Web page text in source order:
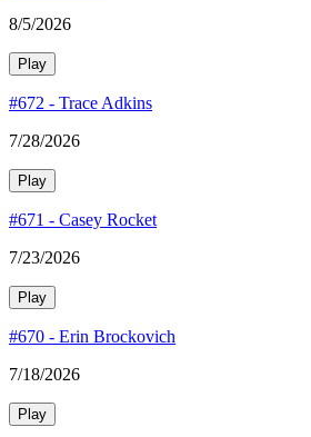
8/5/2026
Play
#672 - Trace Adkins
7/28/2026
Play
#671 - Casey Rocket
7/23/2026
Play
#670 - Erin Brockovich
7/18/2026
Play